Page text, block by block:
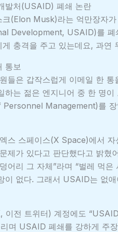
발처(USAID) 폐쇄 논란
(Elon Musk)라는 억만장자
Development, USAID)를 폐
충격을 주고 있는데요, 과연
통보
들은 갑작스럽게 이메일 한 통
하는 젊은 엔지니어 중 한 명
Management)를 장
스 스페이스(X Space)에서
제가 있다고 판단했다고 밝혔
어리 그 자체”라며 “벌레 먹은
이 없다. 그래서 USAID는 없
이전 트위터) 계정에도
며 USAID 폐쇄를 강하게 주